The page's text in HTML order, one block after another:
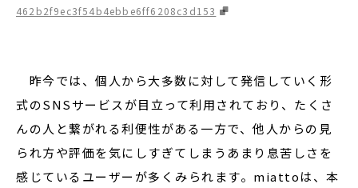
462b2f9ec3f54b4ebbe6ff6208c3d153
昨今では、個人から大多数に対して発信していく形
式のSNSサービスが目立って利用されており、たくさ
んの人と繋がれる利便性がある一方で、他人からの見
られ方や評価を気にしすぎてしまうあまり息苦しさを
感じているユーザーが多くみられます。miattoは、本